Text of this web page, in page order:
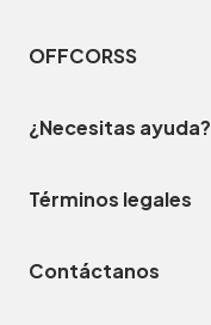
OFFCORSS
¿Necesitas ayuda?
Términos legales
Contáctanos